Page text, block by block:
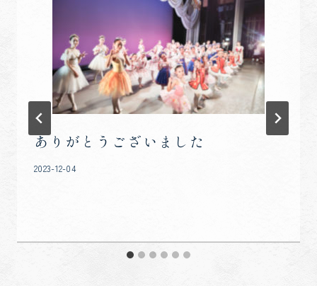
ありがとうございました
2023-12-04